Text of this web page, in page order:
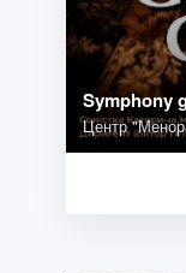
Symphony
Центр